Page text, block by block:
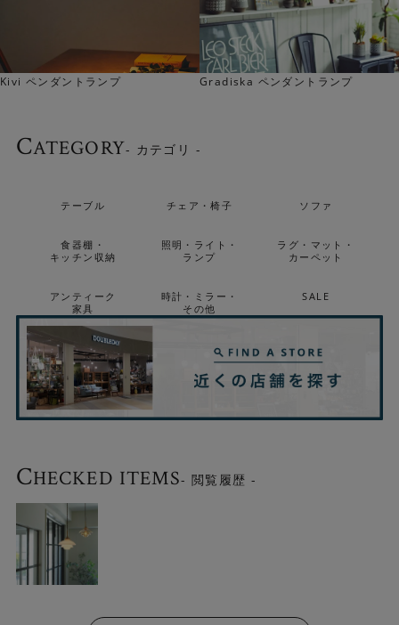
Kivi ペンダントランプ Gradiska ペンダントランプ
CATEGORY- カテゴリ -
テーブル チェア・椅子 ソファ
食器棚・
キッチン収納
照明・ライト・
ランプ
ラグ・マット・
カーペット
アンティーク
家具
時計・ミラー・
その他
SALE
CHECKED ITEMS- 閲覧履歴 -